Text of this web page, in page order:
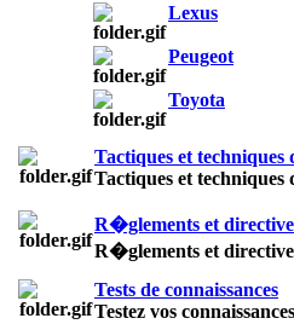
Lexus
Peugeot
Toyota
Tactiques et
Tactiques et
R�glements et
R�glements et
Tests de connaissances
Testez vos